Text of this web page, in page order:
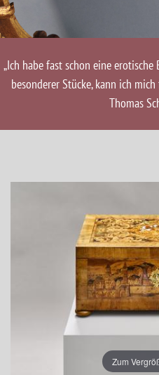
„Ich habe fast schon eine
besonderer Stücke, kann ich
Thomas
Zum